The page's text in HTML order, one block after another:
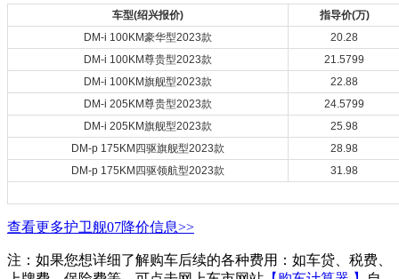
车型(绍兴报价)
指导价(万)
DM-i 100KM豪华型2023款
20.28
DM-i 100KM尊贵型2023款
21.5799
DM-i 100KM旗舰型2023款
22.88
DM-i 205KM尊贵型2023款
24.5799
DM-i 205KM旗舰型2023款
25.98
DM-p 175KM四驱旗舰型2023款
28.98
DM-p 175KM四驱领航型2023款
31.98
查看更多护卫舰07降价信息>>
注：如果您想详细了解购车后续的各种费用：如车贷、税费、